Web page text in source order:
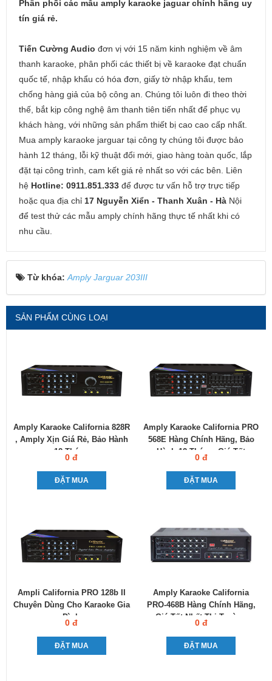
Phân phối các mẫu amply karaoke jaguar chính hãng uy
tín giá rẻ.
Tiến Cường Audio đơn vị với 15 năm kinh nghiệm về âm
thanh karaoke, phân phối các thiết bị về karaoke đạt chuẩn
quốc tế, nhập khẩu có hóa đơn, giấy tờ nhập khẩu, tem
chống hàng giả của bộ công an. Chúng tôi luôn đi theo thời
thế, bắt kịp công nghệ âm thanh tiên tiến nhất để phục vụ
khách hàng, với những sản phẩm thiết bị cao cao cấp nhất.
Mua amply karaoke jarguar tại công ty chúng tôi được bảo
hành 12 tháng, lỗi kỹ thuật đổi mới, giao hàng toàn quốc, lắp
đặt tại công trình, cam kết giá rẻ nhất so với các bên. Liên
hệ Hotline: 0911.851.333 để được tư vấn hỗ trợ trực tiếp
hoặc qua địa chỉ 17 Nguyễn Xiển - Thanh Xuân - Hà Nội
để test thử các mẫu amply chính hãng thực tế nhất khi có
nhu cầu.
Từ khóa: Amply Jarguar 203III
SẢN PHẨM CÙNG LOẠI
Amply Karaoke California 828R
, Amply Xịn Giá Rẻ, Bảo Hành
12 Tháng
0 đ
ĐẶT MUA
Amply Karaoke California PRO
568E Hàng Chính Hãng, Bảo
Hành 12 Tháng, Giá Tốt
0 đ
ĐẶT MUA
Ampli California PRO 128b II
Chuyên Dùng Cho Karaoke Gia
Đình
0 đ
ĐẶT MUA
Amply Karaoke California
PRO-468B Hàng Chính Hãng,
Giá Tốt Nhất Thị Trường
0 đ
ĐẶT MUA